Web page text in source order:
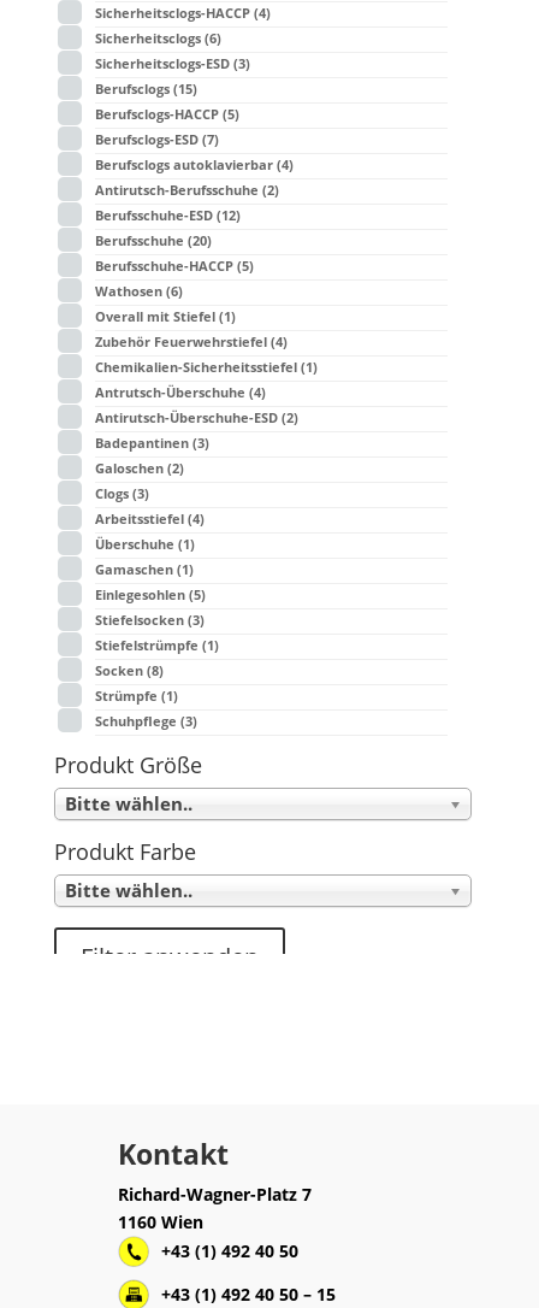
Sicherheitsclogs-HACCP (4)
Sicherheitsclogs (6)
Sicherheitsclogs-ESD (3)
Berufsclogs (15)
Berufsclogs-HACCP (5)
Berufsclogs-ESD (7)
Berufsclogs autoklavierbar (4)
Antirutsch-Berufsschuhe (2)
Berufsschuhe-ESD (12)
Berufsschuhe (20)
Berufsschuhe-HACCP (5)
Wathosen (6)
Overall mit Stiefel (1)
Zubehör Feuerwehrstiefel (4)
Chemikalien-Sicherheitsstiefel (1)
Antrutsch-Überschuhe (4)
Antirutsch-Überschuhe-ESD (2)
Badepantinen (3)
Galoschen (2)
Clogs (3)
Arbeitsstiefel (4)
Überschuhe (1)
Gamaschen (1)
Einlegesohlen (5)
Stiefelsocken (3)
Stiefelstrümpfe (1)
Socken (8)
Strümpfe (1)
Schuhpflege (3)
Produkt Größe
Bitte wählen..
Produkt Farbe
Bitte wählen..
Filter anwenden
Kontakt
Richard-Wagner-Platz 7
1160 Wien
+43 (1) 492 40 50
+43 (1) 492 40 50 – 15